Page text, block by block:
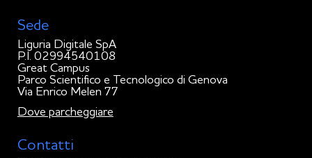
Sede
Liguria Digitale SpA
P.I. 02994540108
Great Campus
Parco Scientifico e Tecnologico di Genova
Via Enrico Melen 77
Dove parcheggiare
Contatti